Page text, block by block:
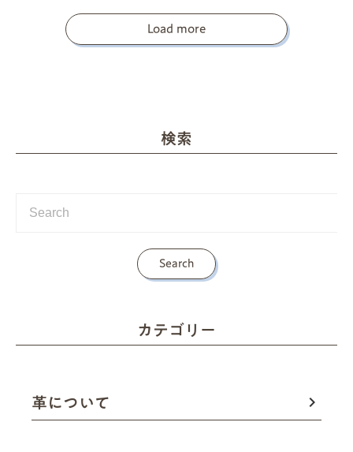
Load more
検索
Search
カテゴリー
革について keyboard_arrow_right